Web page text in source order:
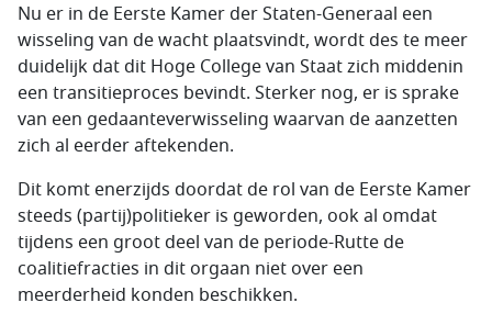
Nu er in de Eerste Kamer der Staten-Generaal een
wisseling van de wacht plaatsvindt, wordt des te meer
duidelijk dat dit Hoge College van Staat zich middenin
een transitieproces bevindt. Sterker nog, er is sprake
van een gedaanteverwisseling waarvan de aanzetten
zich al eerder aftekenden.
Dit komt enerzijds doordat de rol van de Eerste Kamer
steeds (partij)politieker is geworden, ook al omdat
tijdens een groot deel van de periode-Rutte de
coalitiefracties in dit orgaan niet over een
meerderheid konden beschikken.